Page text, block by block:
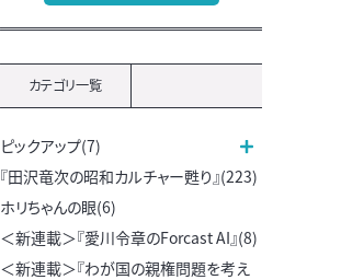
カテゴリ一覧
ピックアップ(7)
『田沢竜次の昭和カルチャー甦り』(223)
ホリちゃんの眼(6)
＜新連載＞『愛川令章のForcast AI』(8)
＜新連載＞『わが国の親権問題を考え